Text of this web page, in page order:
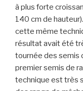
à plus forte
140 cm de
cette même
résultat avait été
tournée des semis
premier semis de
technique est très